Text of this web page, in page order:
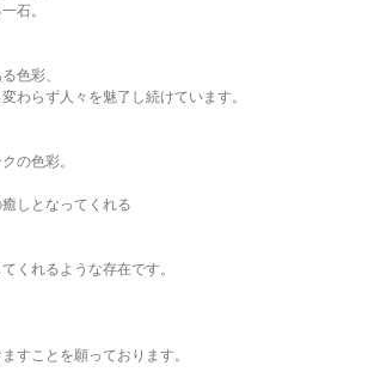
石。
色彩、
わらず人々を魅了し続けています。
の色彩。
しとなってくれる
くれるような存在です。
すことを願っております。